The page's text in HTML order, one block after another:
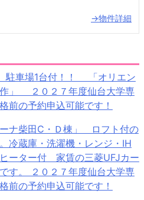
→物件詳細
駐車場1台付！！ 「オリエン
作」 ２０２７年度仙台大学専
前の予約申込可能です！
ーナ柴田C・Ｄ棟」 ロフト付の
冷蔵庫・洗濯機・レンジ・IH
ーター付 家賃の三菱UFJカー
す。 ２０２７年度仙台大学専
前の予約申込可能です！